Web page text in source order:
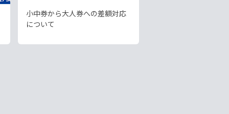
小中券から大人券への差額対応
について